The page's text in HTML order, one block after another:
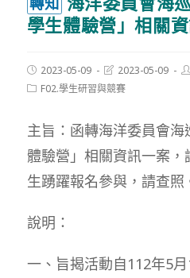
學生體驗營」相關
Post
published:
2023-05-09
Post
last
modified:
2023-05-09
PostF02.學生研習與競賽
主旨：函轉海洋委員會
體驗營」相關資訊一案
生踴躍報名參與，請查照
說明：
一、旨揭活動自112年5